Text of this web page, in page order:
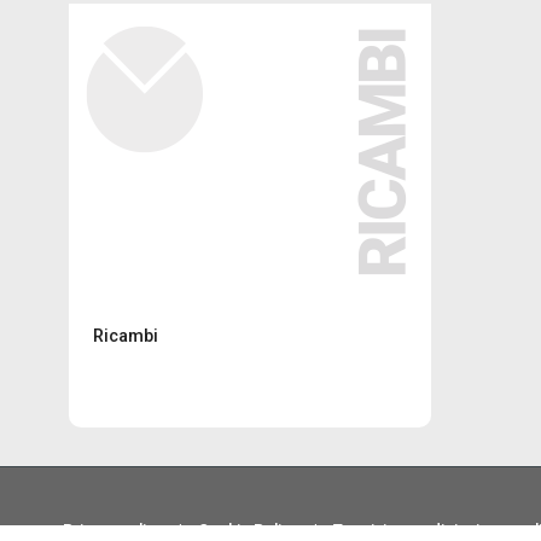
Ricambi
Privacy policy | Cookie Policy | Termini e condizioni